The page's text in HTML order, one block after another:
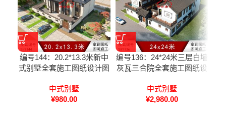
编号144：20.2*13.3米新中
式别墅全套施工图纸设计图
中式别墅
¥980.00
编号136：24*24米三层白墙
灰瓦三合院全套施工图纸设
中式别墅
¥2,980.00